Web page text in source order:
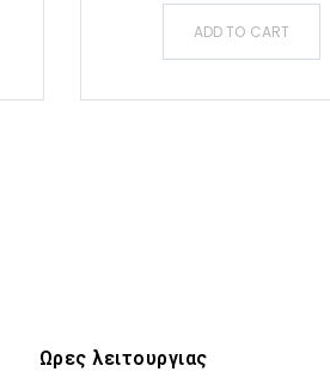
ADD TO CART
Ωρες λειτουργιας